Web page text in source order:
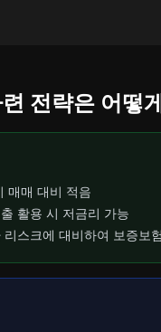
전략은 어떻
매매 대비 적음
활용 시 저금리 가능
스크에 대비하여 보증보